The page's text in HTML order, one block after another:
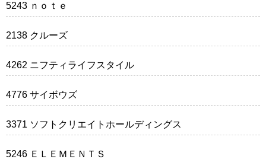
5243 ｎｏｔｅ
2138 クルーズ
4262 ニフティライフスタイル
4776 サイボウズ
3371 ソフトクリエイトホールディングス
5246 ＥＬＥＭＥＮＴＳ